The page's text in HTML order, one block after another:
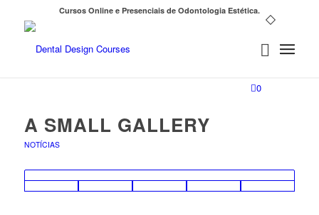
Cursos Online e Presenciais de Odontologia Estética.
0
A SMALL GALLERY
NOTÍCIAS